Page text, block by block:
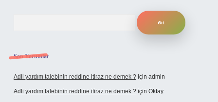
Son Yorumlar
Adli yardım talebinin reddine itiraz ne demek ? için admin
Adli yardım talebinin reddine itiraz ne demek ? için Oktay